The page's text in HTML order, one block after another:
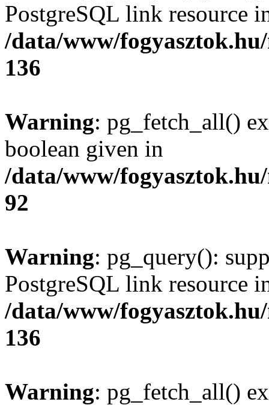
PostgreSQL link resource
/data/www/
136
Warning: pg_fetch_all()
boolean given in
/data/www/
92
Warning: pg_query():
PostgreSQL link resource
/data/www/
136
Warning: pg_fetch_all()